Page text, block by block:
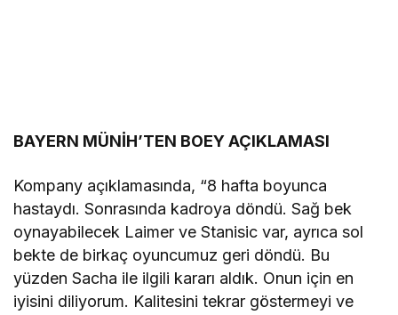
BAYERN MÜNİH’TEN BOEY AÇIKLAMASI
Kompany açıklamasında, “8 hafta boyunca
hastaydı. Sonrasında kadroya döndü. Sağ bek
oynayabilecek Laimer ve Stanisic var, ayrıca sol
bekte de birkaç oyuncumuz geri döndü. Bu
yüzden Sacha ile ilgili kararı aldık. Onun için en
iyisini diliyorum. Kalitesini tekrar göstermeyi ve